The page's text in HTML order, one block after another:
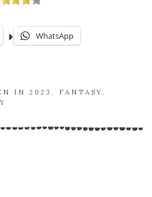
WhatsApp
IN 2023 FANTASY